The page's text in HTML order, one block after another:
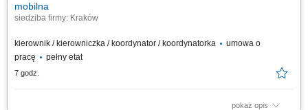
mobilna
siedziba firmy: Kraków
kierownik / kierowniczka / koordynator / koordynatorka
umowa o
pracę
pełny etat
7 godz.
pokaż opis